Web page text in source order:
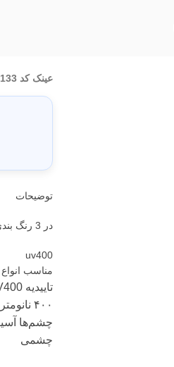
عینک کد 133
توضیحات
در 3 رنگ بندی : مشکی . سفید . مشکی آبی که در تصاویر محصول قابل مشاهده است
uv400
مناسب
۴۰۰ نانومتر را بلوکه کنند. این اشعه‌
چشم‌ها
چشمی